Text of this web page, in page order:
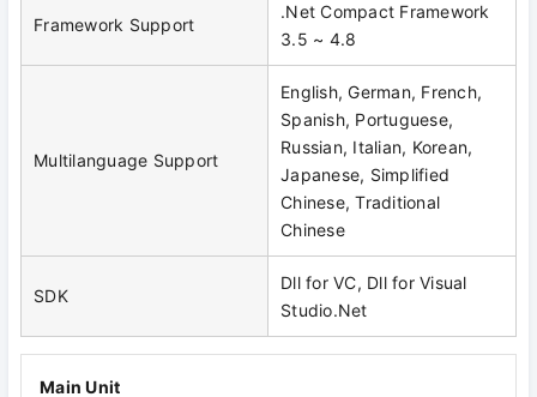
Framework Support
.Net Compact Framework
3.5 ~ 4.8
Multilanguage Support
English, German, French,
Spanish, Portuguese,
Russian, Italian, Korean,
Japanese, Simplified
Chinese, Traditional
Chinese
SDK
Dll for VC, Dll for Visual
Studio.Net
Main Unit